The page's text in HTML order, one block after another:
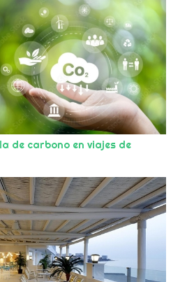
de carbono en viajes de